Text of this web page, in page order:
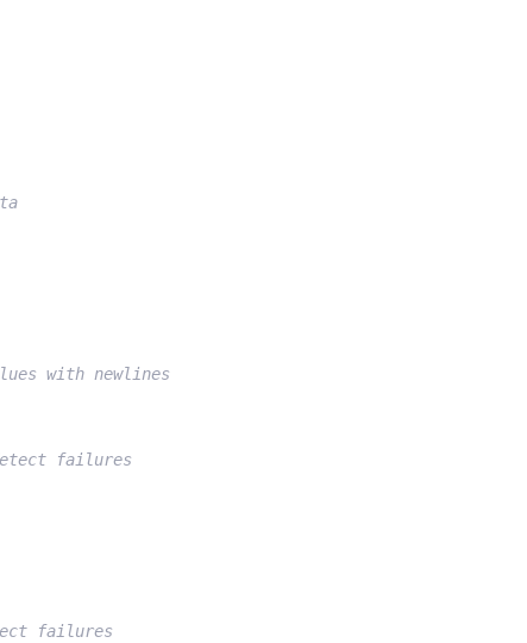
with newlines
failures
failures